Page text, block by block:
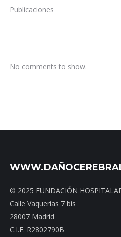
Publicaciones
No comments to show.
© 2025 FUNDACIÓN
Calle Vaquerías 7 bis
28007 Madrid
C.I.F. R2802790B